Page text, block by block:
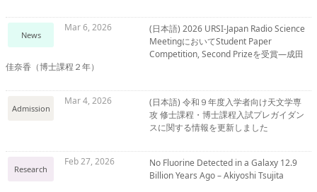
News
Mar 6, 2026
(日本語) 2026 URSI-Japan Radio Science
MeetingにおいてStudent Paper
Competition, Second Prizeを受賞―成田
佳奈香（博士課程２年）
Admission
Mar 4, 2026
(日本語) 令和９年度入学者向け天文学専
攻 修士課程・博士課程入試プレガイダン
スに関する情報を更新しました
Research
Feb 27, 2026
No Fluorine Detected in a Galaxy 12.9
Billion Years Ago – Akiyoshi Tsujita